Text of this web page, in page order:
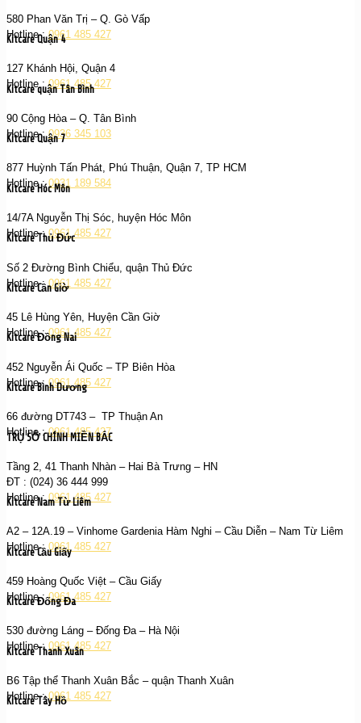
580 Phan Văn Trị – Q. Gò Vấp
Hotline :0961 485 427
Kitcare Quận 4
127 Khánh Hội, Quận 4
Hotline :0961 485 427
Kitcare quận Tân Bình
90 Cộng Hòa – Q. Tân Bình
Hotline :0936 345 103
Kitcare Quận 7
877 Huỳnh Tấn Phát, Phú Thuận, Quận 7, TP HCM
Hotline :0931 189 584
Kitcare Hóc Môn
14/7A Nguyễn Thị Sóc, huyện Hóc Môn
Hotline :0961 485 427
Kitcare Thủ Đức
Số 2 Đường Bình Chiểu, quận Thủ Đức
Hotline :0961 485 427
Kitcare Cần Giờ
45 Lê Hùng Yên, Huyện Cần Giờ
Hotline :0961 485 427
Kitcare Đồng Nai
452 Nguyễn Ái Quốc – TP Biên Hòa
Hotline :0961 485 427
Kitcare Bình Dương
66 đường DT743 – TP Thuận An
Hotline :0961 485 427
TRỤ SỞ CHÍNH MIỀN BẮC
Tầng 2, 41 Thanh Nhàn – Hai Bà Trưng – HN
ĐT : (024) 36 444 999
Hotline :0961 485 427
Kitcare Nam Từ Liêm
A2 – 12A.19 – Vinhome Gardenia Hàm Nghi – Cầu Diễn – Nam Từ Liêm
Hotline :0961 485 427
Kitcare Cầu Giấy
459 Hoàng Quốc Việt – Cầu Giấy
Hotline :0961 485 427
Kitcare Đống Đa
530 đường Láng – Đống Đa – Hà Nội
Hotline :0961 485 427
Kitcare Thanh Xuân
B6 Tập thể Thanh Xuân Bắc – quận Thanh Xuân
Hotline :0961 485 427
Kitcare Tây Hồ